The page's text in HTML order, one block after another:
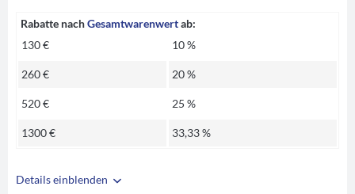
Details einblenden
Rabatte nachGesamtwarenwertab:
130 €
10 %
260 € 20 %
520 € 25 %
1300 € 33,33 %